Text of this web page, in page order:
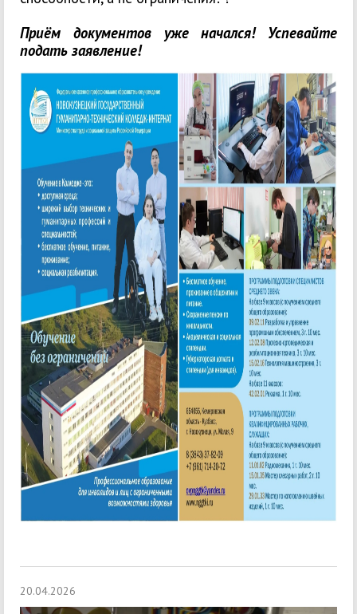
Приём документов уже начался! Успевайте
подать заявление!
20.04.2026